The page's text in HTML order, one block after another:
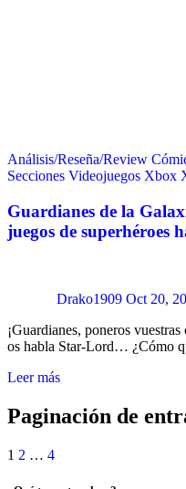
Análisis/Reseña/Review
Secciones Videojuegos Xbox
Guardianes de la
juegos de superhéroes
Drako1909 Oct 20,
¡Guardianes, poneros
os habla Star-Lord… ¿Cómo
Leer más
Paginación de
1 2 … 4